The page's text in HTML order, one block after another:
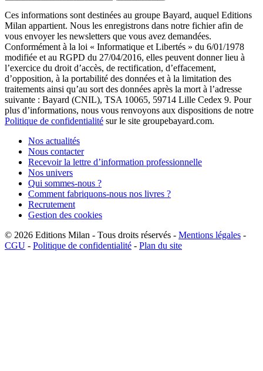
Ces informations sont destinées au groupe Bayard, auquel Editions
Milan appartient. Nous les enregistrons dans notre fichier afin de
vous envoyer les newsletters que vous avez demandées.
Conformément à la loi « Informatique et Libertés » du 6/01/1978
modifiée et au RGPD du 27/04/2016, elles peuvent donner lieu à
l’exercice du droit d’accès, de rectification, d’effacement,
d’opposition, à la portabilité des données et à la limitation des
traitements ainsi qu’au sort des données après la mort à l’adresse
suivante : Bayard (CNIL), TSA 10065, 59714 Lille Cedex 9. Pour
plus d’informations, nous vous renvoyons aux dispositions de notre
Politique de confidentialité sur le site groupebayard.com.
Nos actualités
Nous contacter
Recevoir la lettre d’information professionnelle
Nos univers
Qui sommes-nous ?
Comment fabriquons-nous nos livres ?
Recrutement
Gestion des cookies
© 2026 Editions Milan - Tous droits réservés - Mentions légales -
CGU - Politique de confidentialité - Plan du site